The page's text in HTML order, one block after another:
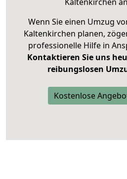
Wenn Sie einen Umzug
Kaltenkirchen planen,
professionelle Hilfe in
Kontaktieren Sie uns
reibungslosen
Kostenlose